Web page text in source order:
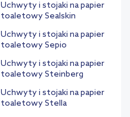
Uchwyty i stojaki na papier
toaletowy Sealskin
Uchwyty i stojaki na papier
toaletowy Sepio
Uchwyty i stojaki na papier
toaletowy Steinberg
Uchwyty i stojaki na papier
toaletowy Stella